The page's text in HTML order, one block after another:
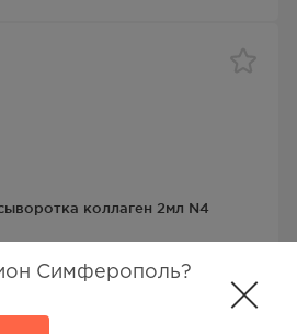
Симферополь?
коллаген 2мл N4